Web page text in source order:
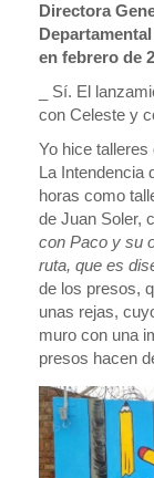
Directora
en febrero de
_ Sí. El
con Celeste y
Yo hice talleres
La Intendencia
horas como
de Juan Soler,
con Paco y su
ruta, que es
de los presos,
unas rejas,
muro con una
presos hacen